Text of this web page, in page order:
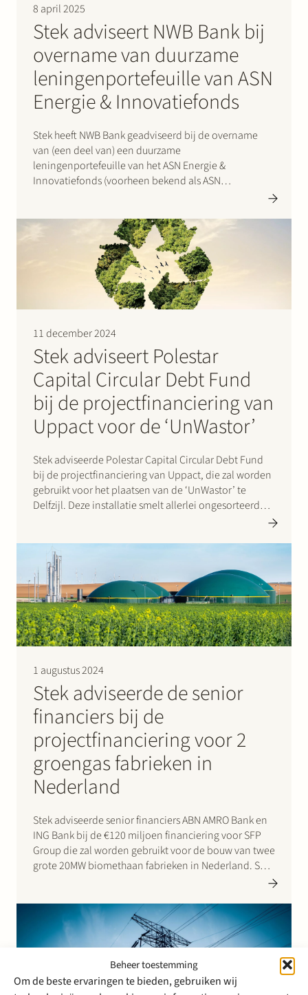
Beheer toestemming
Om de beste ervaringen te bieden, gebruiken wij
8 april 2025
Stek adviseert NWB Bank bij
overname van duurzame
leningenportefeuille van ASN
Energie & Innovatiefonds
Stek heeft NWB Bank geadviseerd bij de overname
van (een deel van) een duurzame
leningenportefeuille van het ASN Energie &
Innovatiefonds (voorheen bekend als ASN
zonneparken, en co-locatieprojecten met
batterijopslagsystemen (BESS) in Nederland. De
projecten hebben een…
11 december 2024
Stek adviseert Polestar
Capital Circular Debt Fund
bij de projectfinanciering van
Uppact voor de ‘UnWastor’
Stek adviseerde Polestar Capital Circular Debt Fund
bij de projectfinanciering van Uppact, die zal worden
gebruikt voor het plaatsen van de ‘UnWastor’ te
Delfzijl. Deze installatie smelt allerlei ongesorteerd
afval en zet het om in hoogwaardige nieuwe bouw- en
100% circulair, en voor elke…
1 augustus 2024
Stek adviseerde de senior
financiers bij de
projectfinanciering voor 2
groengas fabrieken in
Nederland
Stek adviseerde senior financiers ABN AMRO Bank en
ING Bank bij de €120 miljoen financiering voor SFP
Group die zal worden gebruikt voor de bouw van twee
grote 20MW biomethaan fabrieken in Nederland. SFP
meer…